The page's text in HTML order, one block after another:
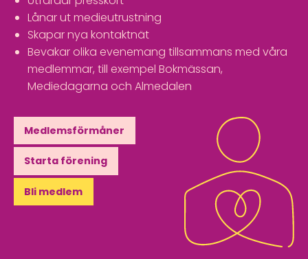
Lånar ut medieutrustning
Skapar nya kontaktnät
Bevakar olika evenemang tillsammans med våra
medlemmar, till exempel Bokmässan,
Mediedagarna och Almedalen
Medlemsförmåner
Starta förening
Bli medlem